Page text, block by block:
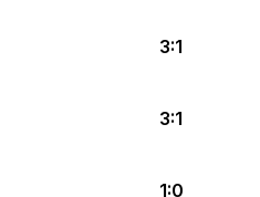
3:1
3:1
1:0